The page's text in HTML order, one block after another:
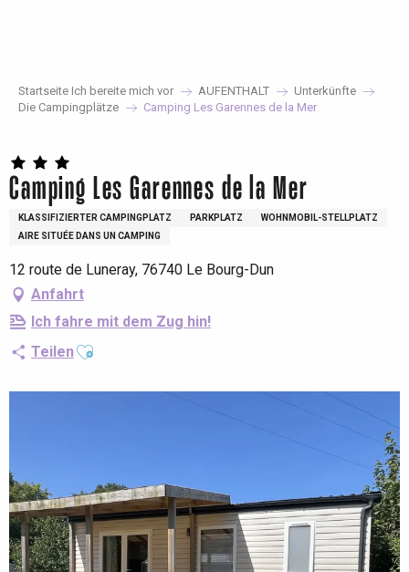
Startseite Ich bereite mich vor AUFENTHALT
Unterkünfte
Die Campingplätze
Camping Les Garennes de la Mer
Camping Les Garennes de la Mer
KLASSIFIZIERTER CAMPINGPLATZ PARKPLATZ
WOHNMOBIL-STELLPLATZ
AIRE SITUÉE DANS UN CAMPING
12 route de Luneray, 76740 Le Bourg-Dun
Anfahrt
Ich fahre mit dem Zug hin!
TeilenAjouter aux favoris